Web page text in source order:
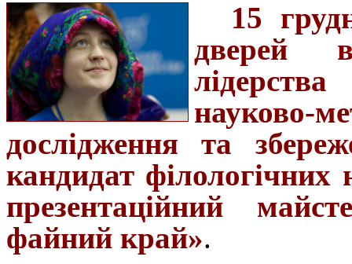
15
дверей
дослідження та
кандидат
презентаційний
файний край».